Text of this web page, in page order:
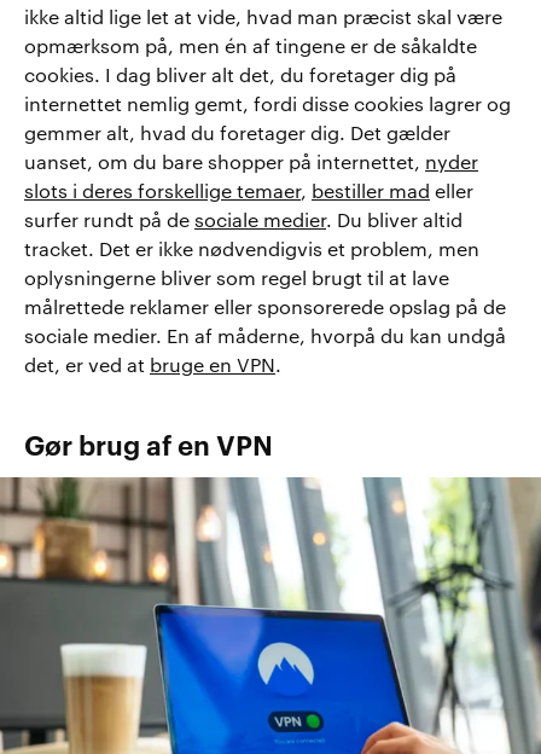
ikke altid lige let at vide, hvad man præcist skal være
opmærksom på, men én af tingene er de såkaldte
cookies. I dag bliver alt det, du foretager dig på
internettet nemlig gemt, fordi disse cookies lagrer og
gemmer alt, hvad du foretager dig. Det gælder
uanset, om du bare shopper på internettet, nyder
slots i deres forskellige temaer, bestiller mad eller
surfer rundt på de sociale medier. Du bliver altid
tracket. Det er ikke nødvendigvis et problem, men
oplysningerne bliver som regel brugt til at lave
målrettede reklamer eller sponsorerede opslag på de
sociale medier. En af måderne, hvorpå du kan undgå
det, er ved at bruge en VPN .
Gør brug af en VPN